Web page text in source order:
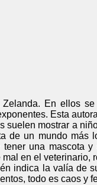
En ellos se
Esta
suelen mostrar a
de un mundo más
una mascota y
en el veterinario,
indica la valía de
todo es caos y